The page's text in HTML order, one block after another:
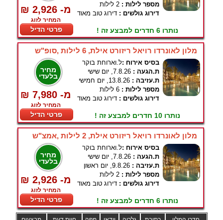
₪ 2,926 -מ
המחיר לזוג
פרטי הדיל
מספר לילות : 2 לילות
דירוג גולשים : דירוג טוב מאוד
נותרו 6 חדרים למבצע זה !
מלון לאונרדו רויאל ריזורט אילת, 6 לילות ,סופ"ש
מחיר
בלעדי
₪ 7,980 -מ
המחיר לזוג
פרטי הדיל
בסיס אירוח :ל.וארוחת בוקר
ת.הגעה : 7.8.26, יום שישי
ת.עזיבה : 13.8.26, יום חמישי
מספר לילות : 6 לילות
דירוג גולשים : דירוג טוב מאוד
נותרו 10 חדרים למבצע זה !
מלון לאונרדו רויאל ריזורט אילת, 2 לילות ,אמצ"ש
מחיר
בלעדי
₪ 2,926 -מ
המחיר לזוג
פרטי הדיל
בסיס אירוח :ל.וארוחת בוקר
ת.הגעה : 7.8.26, יום שישי
ת.עזיבה : 9.8.26, יום ראשון
מספר לילות : 2 לילות
דירוג גולשים : דירוג טוב מאוד
נותרו 6 חדרים למבצע זה !